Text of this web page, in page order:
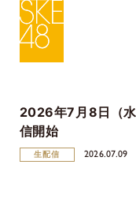
2026年7月8日（
信開始
生配信 2026.07.09